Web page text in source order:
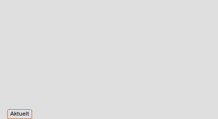
Aktuelt